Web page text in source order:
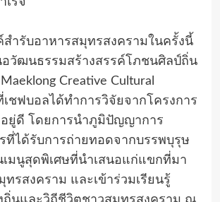
สำรับอาหารสมุทรสงครามในครั้งนี้
อวัฒนธรรมสร้างสรรค์โภชนศิลป์ถิ่น
Creative Cultural
เชฟบอลได้ทำการวิจัยจากโครงการ
ยู่ดี โดยการนำภูมิปัญญาการ
ที่ได้รับการถ่ายทอดจากบรรพบุรุษ
เมนูสุดพิเศษที่นำเสนอแก่แขกที่มา
ทรสงคราม และเข้าร่วมเรียนรู้